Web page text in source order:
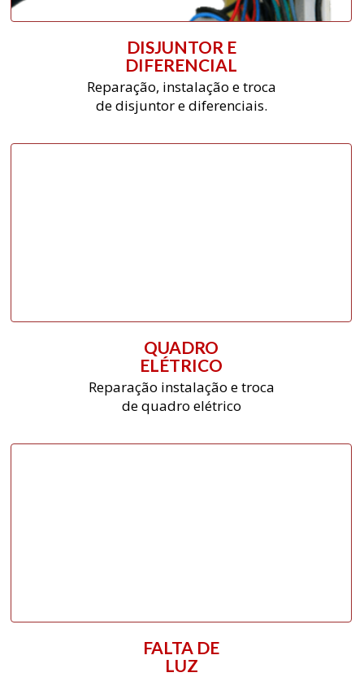
DISJUNTOR E
DIFERENCIAL
Reparação, instalação e troca
de disjuntor e diferenciais.
QUADRO
ELÉTRICO
Reparação instalação e troca
de quadro elétrico
FALTA DE
LUZ